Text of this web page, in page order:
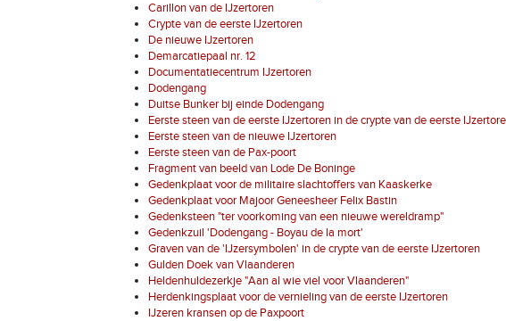
Carillon van de IJzertoren
Crypte van de eerste IJzertoren
De nieuwe IJzertoren
Demarcatiepaal nr. 12
Documentatiecentrum IJzertoren
Dodengang
Duitse Bunker bij einde Dodengang
Eerste steen van de eerste IJzertoren in de crypte van de eerste
Eerste steen van de nieuwe IJzertoren
Eerste steen van de Pax-poort
Fragment van beeld van Lode De Boninge
Gedenkplaat voor de militaire slachtoffers van Kaaskerke
Gedenkplaat voor Majoor Geneesheer Felix Bastin
Gedenksteen "ter voorkoming van een nieuwe wereldramp"
Gedenkzuil 'Dodengang - Boyau de la mort'
Graven van de 'IJzersymbolen' in de crypte van de eerste IJzertoren
Gulden Doek van Vlaanderen
Heldenhuldezerkje "Aan al wie viel voor Vlaanderen"
Herdenkingsplaat voor de vernieling van de eerste IJzertoren
IJzeren kransen op de Paxpoort